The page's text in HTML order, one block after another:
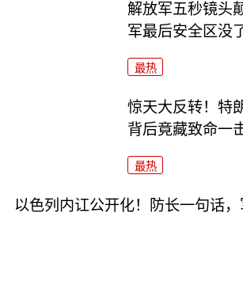
解放军五秒镜头
军最后安全区没
最热
惊天大反转！特
背后竟藏致命一
最热
以色列内讧公开化！防长一句话